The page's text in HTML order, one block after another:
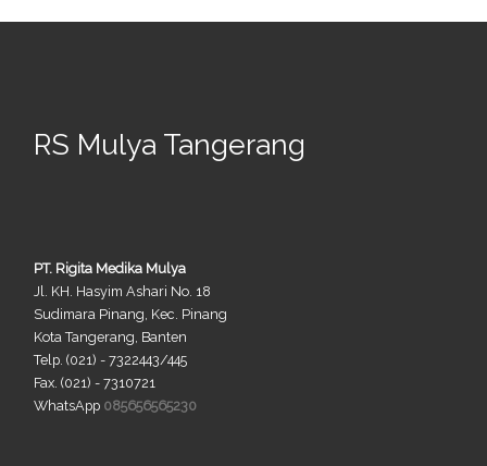
RS Mulya Tangerang
PT. Rigita Medika Mulya
Jl. KH. Hasyim Ashari No. 18
Sudimara Pinang, Kec. Pinang
Kota Tangerang, Banten
Telp. (021) - 7322443/445
Fax. (021) - 7310721
WhatsApp 085656565230